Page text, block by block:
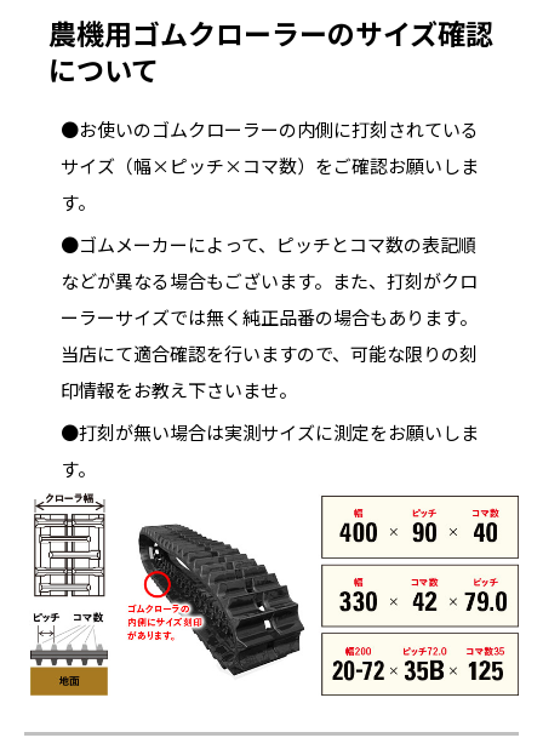
農機用ゴムクローラーのサイズ確認
について
●お使いのゴムクローラーの内側に打刻されている
サイズ（幅×ピッチ×コマ数）をご確認お願いしま
す。
●ゴムメーカーによって、ピッチとコマ数の表記順
などが異なる場合もございます。また、打刻がクロ
ーラーサイズでは無く純正品番の場合もあります。
当店にて適合確認を行いますので、可能な限りの刻
印情報をお教え下さいませ。
●打刻が無い場合は実測サイズに測定をお願いしま
す。